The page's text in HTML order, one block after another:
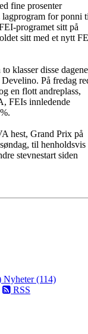
fine prosenter
lagprogram for ponni
programet sitt på
sitt med et nytt
klasser disse
På fredag
en flott andreplass,
FEIs innledende
hest, Grand Prix på
til henholdsvis
stevnestart siden
Nyheter (114)
RSS